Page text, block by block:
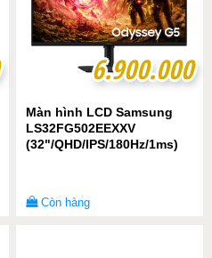
6.900.000
6.900.000
Màn hình LCD Samsung
LS32FG502EEXXV
(32"/QHD/IPS/180Hz/1ms)
Còn hàng